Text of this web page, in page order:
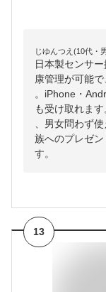
じゆんつえ(10代・
日本製センサ
康管理が可能
。iPhone・
も受け取れま
、男女問わず
族へのプレゼ
す。
13